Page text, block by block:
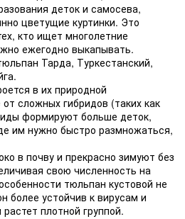
деток и самосева,
цветущие куртинки. Это
кто ищет многолетние
ежегодно выкапывать.
Тарда, Туркестанский,
в их природной
сложных гибридов (таких как
формируют больше деток,
им нужно быстро размножаться,
в почву и прекрасно зимуют без
свою численность на
тюльпан кустовой не
более устойчив к вирусам и
плотной группой.